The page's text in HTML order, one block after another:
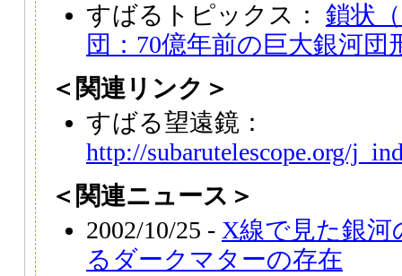
すばるトピックス： 鎖状
団：70億年前の巨大銀河団
＜関連リンク＞
すばる望遠鏡：
http://subarutelescope.org/
＜関連ニュース＞
2002/10/25 - X線で見た銀
るダークマターの存在